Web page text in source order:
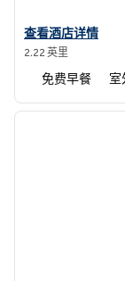
查看欢朋圣地亚哥
查看酒店详情
2.22 英里
免费早餐 室
1/12